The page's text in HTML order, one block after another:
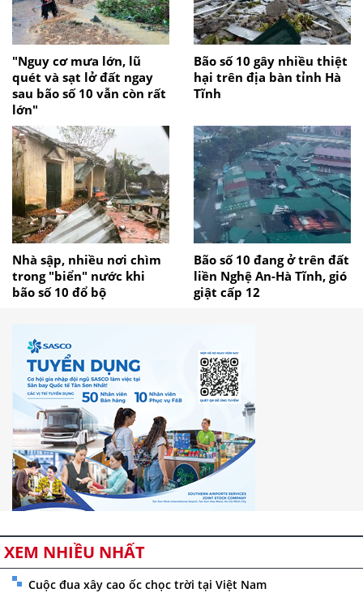
"Nguy cơ mưa lớn, lũ
quét và sạt lở đất ngay
sau bão số 10 vẫn còn rất
lớn"
Bão số 10 gây nhiều thiệt
hại trên địa bàn tỉnh Hà
Tĩnh
Nhà sập, nhiều nơi chìm
trong "biển" nước khi
bão số 10 đổ bộ
Bão số 10 đang ở trên đất
liền Nghệ An-Hà Tĩnh, gió
giật cấp 12
XEM NHIỀU NHẤT
Cuộc đua xây cao ốc chọc trời tại Việt Nam